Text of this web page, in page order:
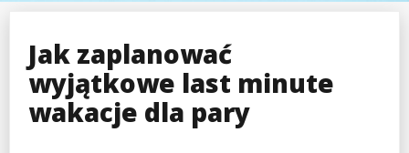
Jak zaplanować
wyjątkowe last minute
wakacje dla pary